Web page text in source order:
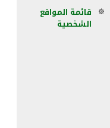
قائمة المواقع
الشخصية